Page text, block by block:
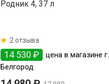
Родник 4, 37 л
2 отзыва
14 530 ₽
цена в магазине г.
Белгород